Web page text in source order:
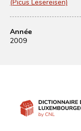
Année
2009